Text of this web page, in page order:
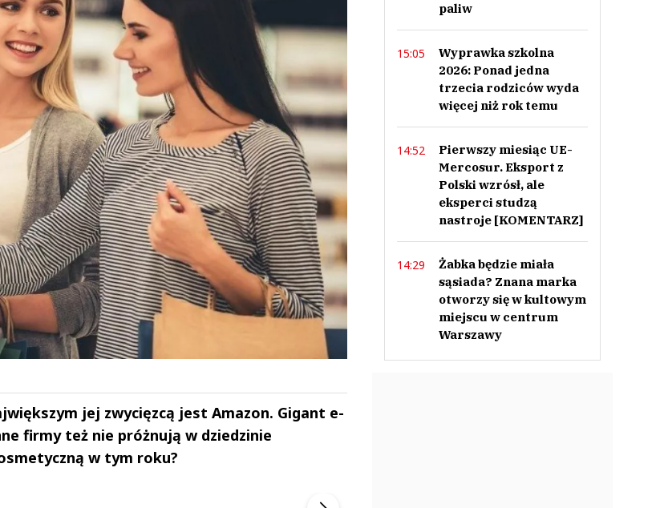
jej zwycięzcą jest Amazon. Gigant e-
firmy też nie próżnują w dziedzinie
w tym roku?
Michał Stężalski
paliw
15:05
Wyprawka szkolna
2026: Ponad jedna
trzecia rodziców wyda
więcej niż rok temu
14:52
Pierwszy miesiąc UE-
Mercosur. Eksport z
Polski wzrósł, ale
eksperci studzą
nastroje [KOMENTARZ]
14:29
Żabka będzie miała
sąsiada? Znana marka
otworzy się w kultowym
miejscu w centrum
Warszawy